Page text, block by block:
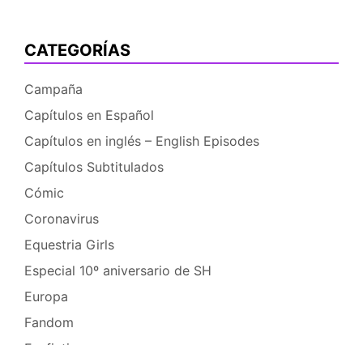
CATEGORÍAS
Campaña
Capítulos en Español
Capítulos en inglés – English Episodes
Capítulos Subtitulados
Cómic
Coronavirus
Equestria Girls
Especial 10º aniversario de SH
Europa
Fandom